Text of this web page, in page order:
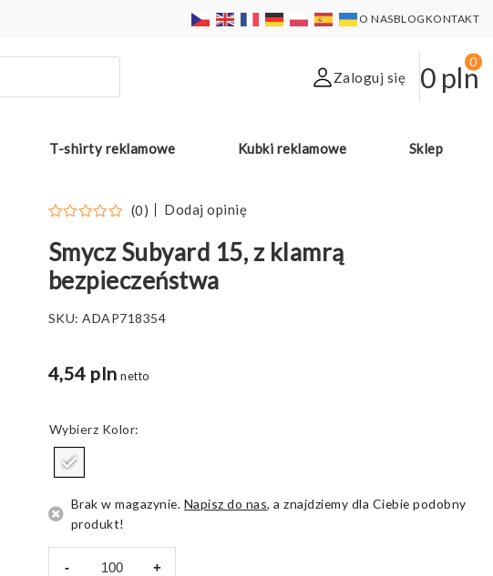
O NASBLOGKONTAKT
Zaloguj się 0 pln
0
T-shirty reklamowe Kubki reklamowe Sklep
(0) Dodaj opinię
Smycz Subyard 15, z klamrą
bezpieczeństwa
SKU:ADAP718354
4,54 pln netto
Kolor
Brak w magazynie. Napisz do nas, a znajdziemy dla Ciebie podobny
produkt!
- +